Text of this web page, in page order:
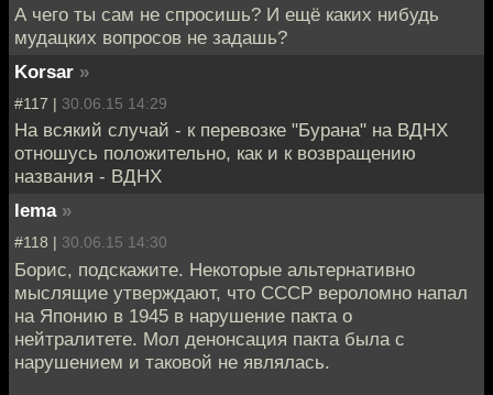
А чего ты сам не спросишь? И ещё каких нибудь
мудацких вопросов не задашь?
Korsar »
#117 | 30.06.15 14:29
На всякий случай - к перевозке "Бурана" на ВДНХ
отношусь положительно, как и к возвращению
названия - ВДНХ
lema »
#118 | 30.06.15 14:30
Борис, подскажите. Некоторые альтернативно
мыслящие утверждают, что СССР вероломно напал
на Японию в 1945 в нарушение пакта о
нейтралитете. Мол денонсация пакта была с
нарушением и таковой не являлась.